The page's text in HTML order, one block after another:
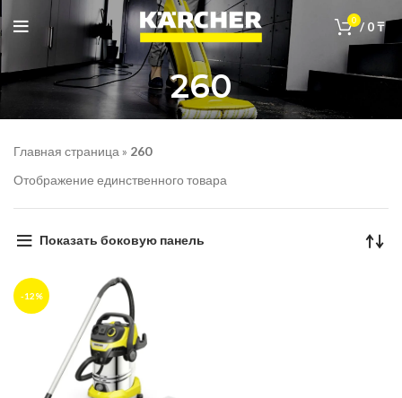
0 / 0₸
260
Главная страница » 260
Отображение единственного товара
Показать боковую панель
-12%